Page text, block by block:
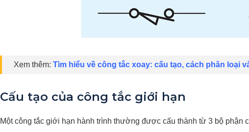
Xem thêm: Tìm hiểu về công tắc xoay: cấu tạo, cách phân loại
Cấu tạo của công tắc giới hạn
Một công tắc giới hạn hành trình thường được cấu thành từ 3 bộ phận